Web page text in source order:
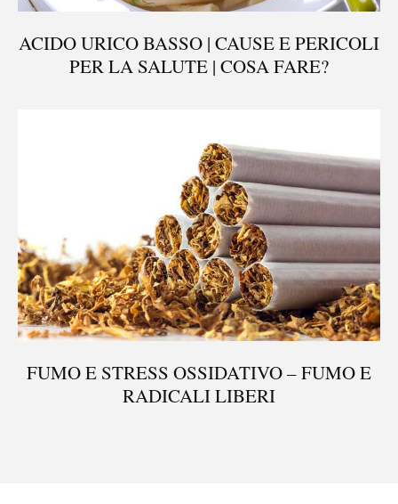
ACIDO URICO BASSO | CAUSE E PERICOLI
PER LA SALUTE | COSA FARE?
FUMO E STRESS OSSIDATIVO – FUMO E
RADICALI LIBERI